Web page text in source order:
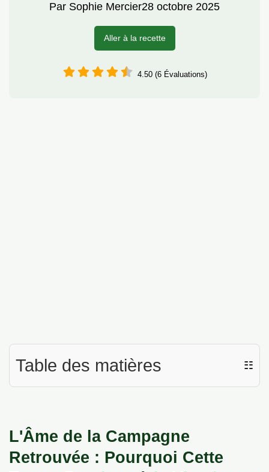
Par Sophie Mercier28 octobre 2025
Aller à la recette
4.50 (6 Évaluations)
Table des matières ☷
L'Âme de la Campagne
Retrouvée : Pourquoi Cette